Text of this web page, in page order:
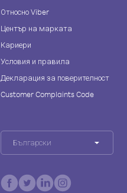
Относно Viber
Център на марката
Кариери
Условия и правила
Декларация за поверителност
Customer Complaints Code
Български